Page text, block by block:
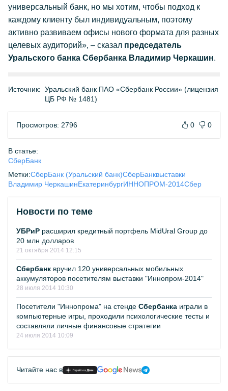
универсальный банк, но мы хотим, чтобы подход к
каждому клиенту был индивидуальным, поэтому
активно развиваем офисы нового формата для разных
целевых аудиторий», – сказал председатель
Уральского банка Сбербанка Владимир Черкашин.
Источник: Уральский банк ПАО «Сбербанк России» (лицензия
ЦБ РФ № 1481)
Просмотров: 2796 0 0
В статье:
СберБанк
Метки:СберБанк (Уральский банк)СберБанквыставки
Владимир ЧеркашинЕкатеринбургИННОПРОМ-2014Сбер
Новости по теме
УБРиР расширил кредитный портфель MidUral Group до
20 млн долларов
21 октября 2014 12:15
Сбербанк вручил 120 универсальных мобильных
аккумуляторов посетителям выставки "Иннопром-2014"
28 июля 2014 10:30
Посетители "Иннопрома" на стенде Сбербанка играли в
компьютерные игры, проходили психологические тесты и
составляли личные финансовые стратегии
24 июля 2014 10:09
Читайте нас в